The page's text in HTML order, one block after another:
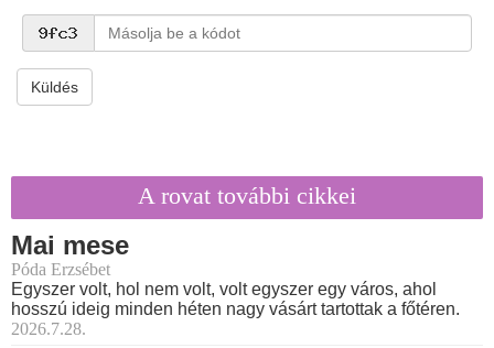
Küldés
A rovat további cikkei
Mai mese
Póda Erzsébet
Egyszer volt, hol nem volt, volt egyszer egy város, ahol
hosszú ideig minden héten nagy vásárt tartottak a főtéren.
2026.7.28.